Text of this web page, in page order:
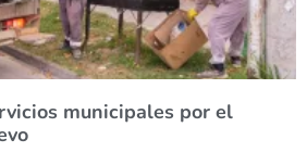
municipales por el